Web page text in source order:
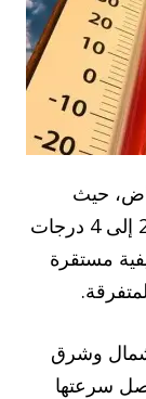
حيث
تسجل أدنى من معدلاتها الموسمية بنحو 2 إلى 4 درجات
مستقرة
وشرق
سرعتها